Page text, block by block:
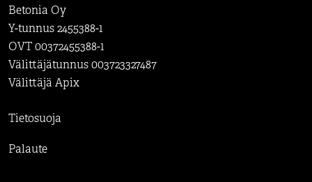
Betonia Oy
Y-tunnus 2455388-1
OVT 00372455388-1
Välittäjätunnus 003723327487
Välittäjä Apix
Tietosuoja
Palaute